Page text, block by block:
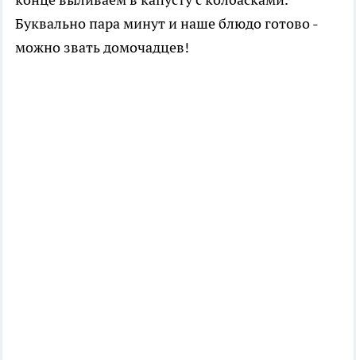
Буквально пара минут и наше блюдо готово -
можно звать домочадцев!